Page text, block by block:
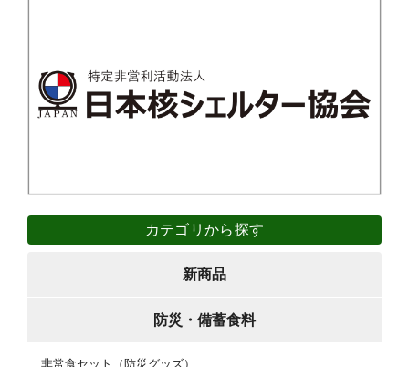
カテゴリから探す
新商品
防災・備蓄食料
非常食セット（防災グッズ）